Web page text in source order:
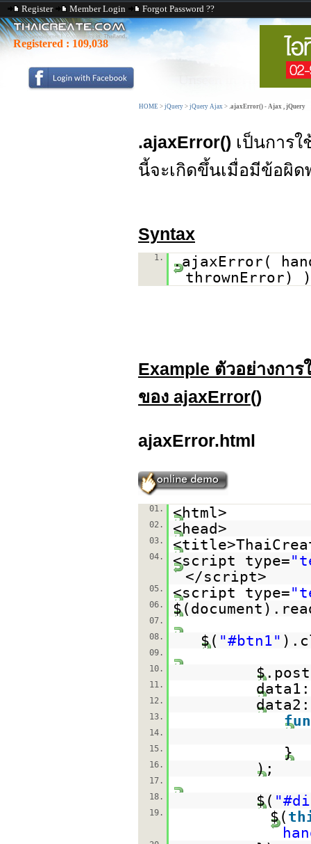
Register Member Login Forgot Password ??
Registered : 109,038
HOME > jQuery > jQuery Ajax > .ajaxError() - Ajax , jQuery
.ajaxError() เป็นการ
นี้จะเกิดขึ้นเมื่อมีข้อผิด
Syntax
1.
.ajaxError(
thrownError) )
Example ตัวอย่างกา
ของ ajaxError()
ajaxError.html
01. <html>
02. <head>
03.
04. <script type=
</script>
05. <script type=
06.
07.
08.
$( "#btn1"
09.
10.
11.
12.
13.
14.
15.
}
16. );
17.
18.
$(
19. $(